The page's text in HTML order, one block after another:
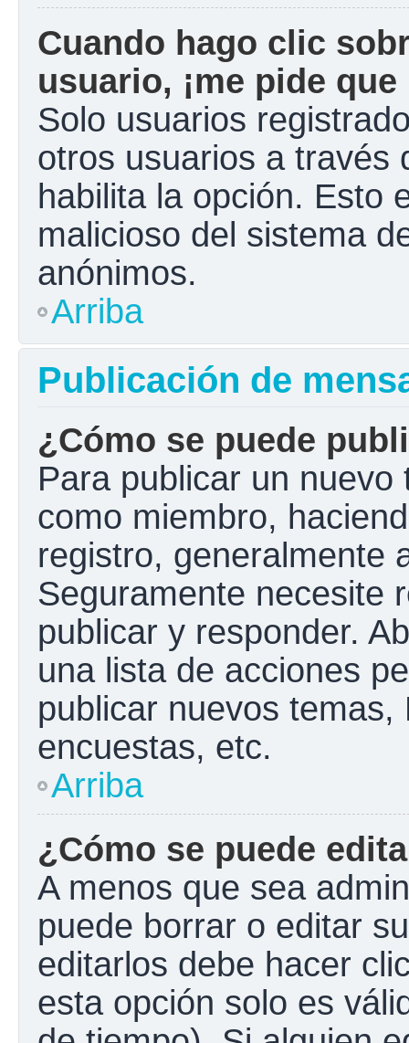
Cuando hago clic
usuario, ¡me pide
Solo usuarios
otros usuarios a través
habilita la opción. Esto
malicioso del sistema
anónimos.
Arriba
Publicación de
¿Cómo se puede
Para publicar un
como miembro,
registro, generalmente
Seguramente necesite
publicar y responder.
una lista de acciones
publicar nuevos
encuestas, etc.
Arriba
¿Cómo se puede
A menos que sea
puede borrar o editar
editarlos debe hacer
esta opción solo es